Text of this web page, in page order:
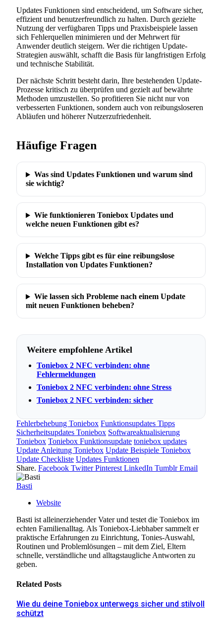
Updates Funktionen sind entscheidend, um Software sicher,
effizient und benutzerfreundlich zu halten. Durch gezielte
Nutzung der verfügbaren Tipps und Praxisbeispiele lassen
sich Fehlerquellen minimieren und der Mehrwert für
Anwender deutlich steigern. Wer die richtigen Update-
Strategien auswählt, schafft die Basis für langfristigen Erfolg
und technische Stabilität.
Der nächste Schritt besteht darin, Ihre bestehenden Update-
Prozesse kritisch zu überprüfen und gezielt auf bewährte
Methoden umzustellen. So profitieren Sie nicht nur von
verbesserten Funktionen, sondern auch von reibungsloseren
Abläufen und höherer Nutzerzufriedenheit.
Häufige Fragen
Was sind Updates Funktionen und warum sind
sie wichtig?
Wie funktionieren Toniebox Updates und
welche neuen Funktionen gibt es?
Welche Tipps gibt es für eine reibungslose
Installation von Updates Funktionen?
Wie lassen sich Probleme nach einem Update
mit neuen Funktionen beheben?
Weitere empfohlene Artikel
Toniebox 2 NFC verbinden: ohne
Fehlermeldungen
Toniebox 2 NFC verbinden: ohne Stress
Toniebox 2 NFC verbinden: sicher
Fehlerbehebung Toniebox Funktionsupdates Tipps
Sicherheitsupdates Toniebox Softwareaktualisierung
Toniebox Toniebox Funktionsupdate toniebox updates
Update Anleitung Toniebox Update Beispiele Toniebox
Update Checkliste Updates Funktionen
Share. Facebook Twitter Pinterest LinkedIn Tumblr Email
Basti
Website
Basti ist alleinerziehender Vater und testet die Toniebox im
echten Familienalltag. Als Toniebox-Liebhaber sammelt er
praktische Erfahrungen zu Einrichtung, Tonies-Auswahl,
Routinen und Problemlösungen – mit dem Ziel, Eltern
schnelle, verständliche und alltagstaugliche Antworten zu
geben.
Related Posts
Wie du deine Toniebox unterwegs sicher und stilvoll
schützt